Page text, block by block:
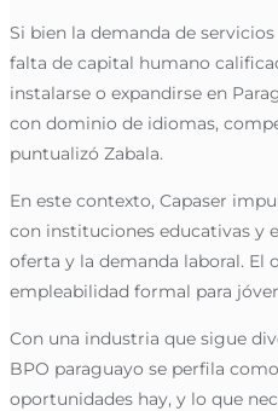
Si bien la demanda de
falta de capital humano
instalarse o expandirse en
con dominio de idiomas,
puntualizó Zabala.
En este contexto, Capaser
con instituciones educativas y
oferta y la demanda laboral.
empleabilidad formal para
Con una industria que sigue
BPO paraguayo se perfila
oportunidades hay, y lo que